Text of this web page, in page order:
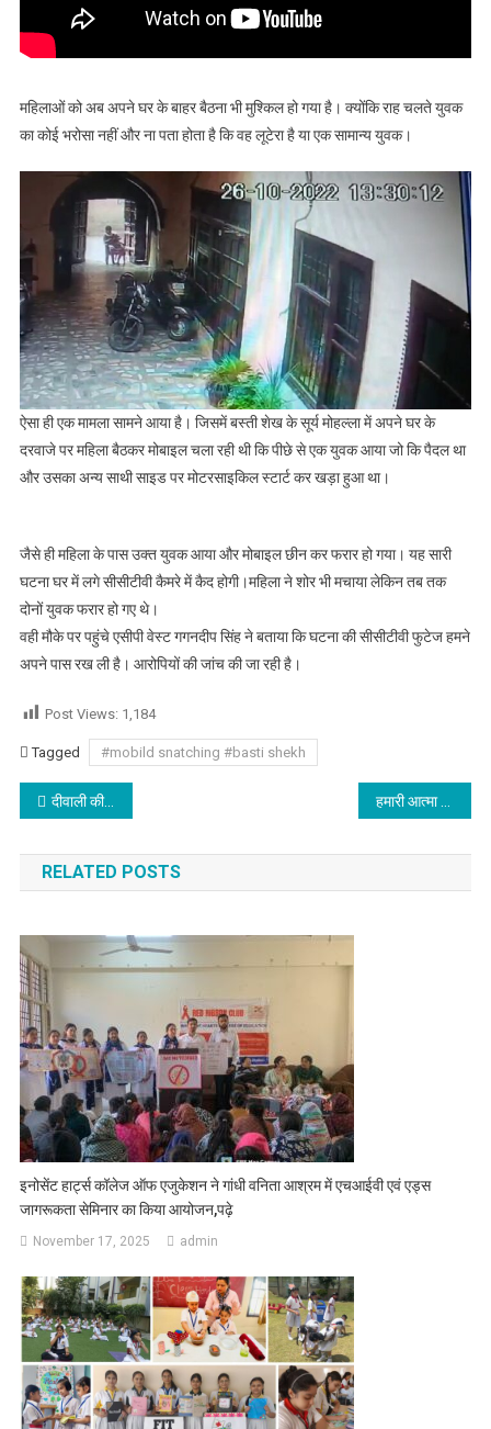
महिलाओं को अब अपने घर के बाहर बैठना भी मुश्किल हो गया है। क्योंकि राह चलते युवक
का कोई भरोसा नहीं और ना पता होता है कि वह लूटेरा है या एक सामान्य युवक।
ऐसा ही एक मामला सामने आया है। जिसमें बस्ती शेख के सूर्य मोहल्ला में अपने घर के
दरवाजे पर महिला बैठकर मोबाइल चला रही थी कि पीछे से एक युवक आया जो कि पैदल था
और उसका अन्य साथी साइड पर मोटरसाइकिल स्टार्ट कर खड़ा हुआ था।
जैसे ही महिला के पास उक्त युवक आया और मोबाइल छीन कर फरार हो गया। यह सारी
घटना घर में लगे सीसीटीवी कैमरे में कैद होगी।महिला ने शोर भी मचाया लेकिन तब तक
दोनों युवक फरार हो गए थे।
वही मौके पर पहुंचे एसीपी वेस्ट गगनदीप सिंह ने बताया कि घटना की सीसीटीवी फुटेज हमने
अपने पास रख ली है। आरोपियों की जांच की जा रही है।
Post Views: 1,184
Tagged #mobild snatching #basti shekh
Post navigation
दीवाली की रात शराब के ठेके पर लूट
RELATED POSTS
इनोसेंट हार्ट्स कॉलेज ऑफ एजुकेशन ने गांधी वनिता आश्रम में एचआईवी एवं एड्स
जागरूकता सेमिनार का किया आयोजन,पढ़े
November 17, 2025 admin